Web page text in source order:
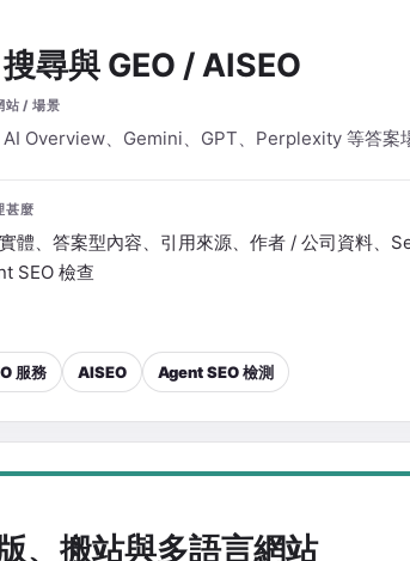
尋與 GEO / AISEO
站 / 場景
AI Overview、Gemini、GPT、Perplexity 等答案
甚麼
體、答案型內容、引用來源、作者 / 公司資料、
SEO 檢查
服務 AISEO Agent SEO 檢測
、搬站與多語言網站